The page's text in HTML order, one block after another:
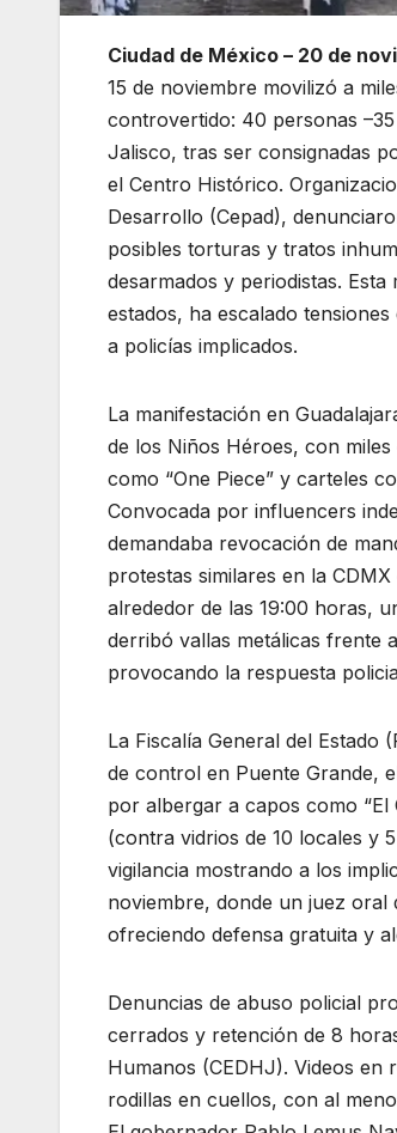
Ciudad de México – 20 de
15 de noviembre movilizó a
controvertido: 40 personas
Jalisco, tras ser consignadas
el Centro Histórico.
Desarrollo (Cepad),
posibles torturas y tratos
desarmados y periodistas.
estados, ha escalado
a policías implicados.
La manifestación en
de los Niños Héroes, con
como “One Piece” y carteles
Convocada por influencers
demandaba revocación de
protestas similares en la
alrededor de las 19:00 horas,
derribó vallas metálicas frente
provocando la respuesta
La Fiscalía General del Estado
de control en Puente Grande,
por albergar a capos como “El
(contra vidrios de 10 locales y
vigilancia mostrando a los
noviembre, donde un juez
ofreciendo defensa gratuita y
Denuncias de abuso policial
cerrados y retención de 8
Humanos (CEDHJ). Videos
rodillas en cuellos, con al